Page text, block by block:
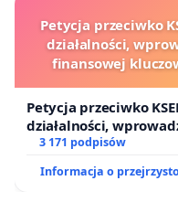
Petycja przeciwko
działalności,
finansowej
Petycja przeciwko
działalności,
finansowej
3 171 podpisów
Informacja o